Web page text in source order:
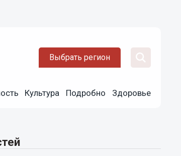
Выбрать регион
Культура Подробно Здоровье